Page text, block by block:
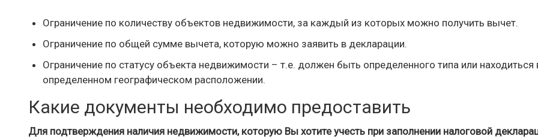
Ограничение по количеству объектов недвижимости, за каждый из которых можно получить вычет.
Ограничение по общей сумме вычета, которую можно заявить в декларации.
Ограничение по статусу объекта недвижимости – т.е. должен быть определенного типа или находиться
определенном географическом расположении.
Какие документы необходимо предоставить
Для подтверждения наличия недвижимости, которую Вы хотите учесть при заполнении налоговой